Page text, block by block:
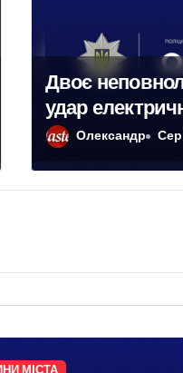
Двоє
удар
залізничних
Олександр